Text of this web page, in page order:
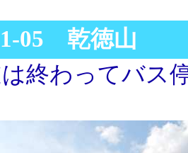
05 乾徳山
終わってバス